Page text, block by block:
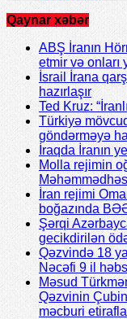
Qaynar xəbər
ABŞ İranın
etmir və onları
İsrail İrana
hazırlaşır
Ted Kruz:
Türkiyə
göndərməyə
İraqda İranın
Molla rejimin
İran rejimi
boğazında
Şərqi
gecikdirilən
Qəzvində 18
Nəcəfi 9 il
Məsud
Qəzvinin
məcburi